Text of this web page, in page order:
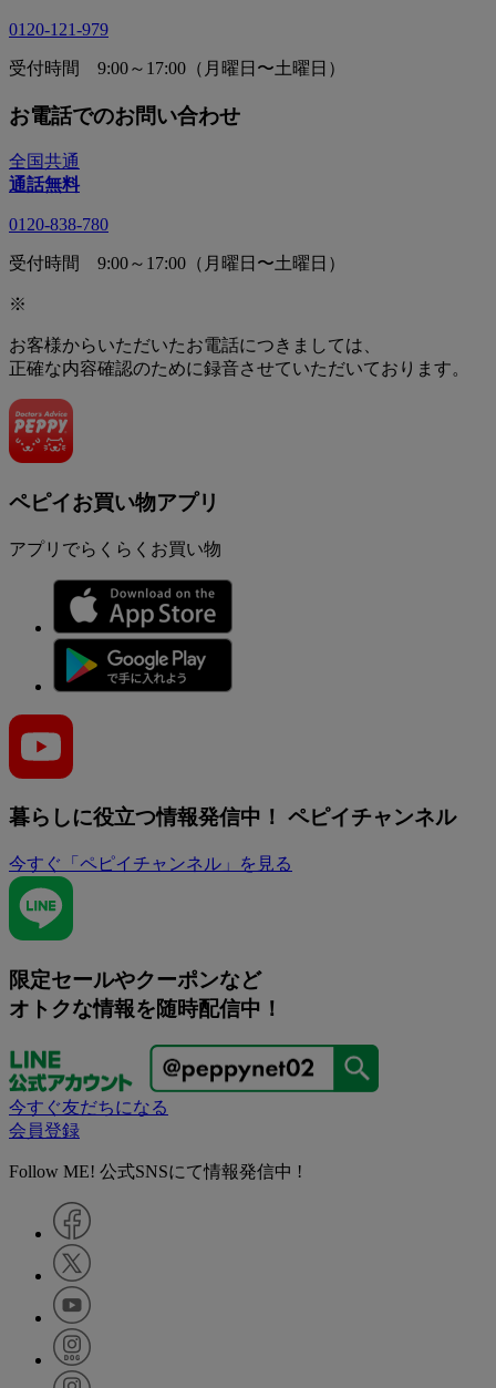
0120-121-979
受付時間 9:00～17:00（月曜日〜土曜日）
お電話でのお問い合わせ
全国共通
通話無料
0120-838-780
受付時間 9:00～17:00（月曜日〜土曜日）
※
お客様からいただいたお電話につきましては、
正確な内容確認のために録音させていただいております。
ペピイお買い物アプリ
アプリでらくらくお買い物
暮らしに役立つ情報発信中！ ペピイチャンネル
今すぐ「ペピイチャンネル」を見る
限定セールやクーポンなど
オトクな情報を随時配信中！
今すぐ友だちになる
会員登録
Follow ME! 公式SNSにて情報発信中 !